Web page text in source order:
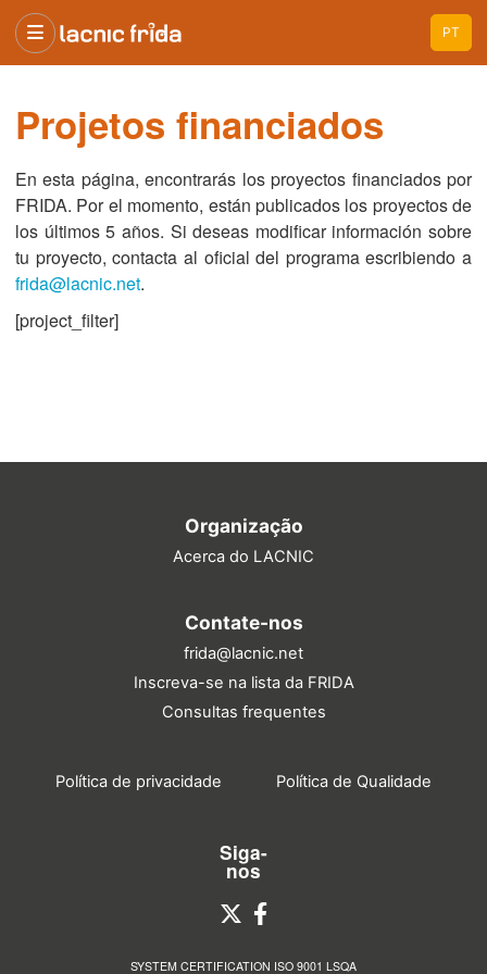
PT
Projetos financiados
En esta página, encontrarás los proyectos financiados por
FRIDA. Por el momento, están publicados los proyectos de
los últimos 5 años. Si deseas modificar información sobre
tu proyecto, contacta al oficial del programa escribiendo a
frida@lacnic.net.
[project_filter]
Organização
Acerca do LACNIC
Contate-nos
frida@lacnic.net
Inscreva-se na lista da FRIDA
Consultas frequentes
Siga-
nos
Política de privacidade Política de Qualidade
SYSTEM CERTIFICATION ISO 9001 LSQA